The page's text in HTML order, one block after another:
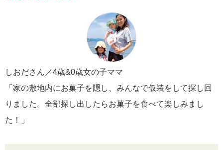
しおださん／4歳&0歳女の子ママ
「家の敷地内にお菓子を隠し、みんなで仮装をして探し回
りました。全部探し出したらお菓子を食べて楽しみまし
た！」